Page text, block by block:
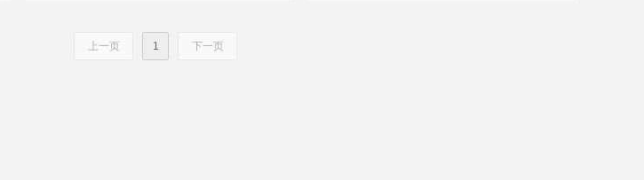
上一页 1 下一页